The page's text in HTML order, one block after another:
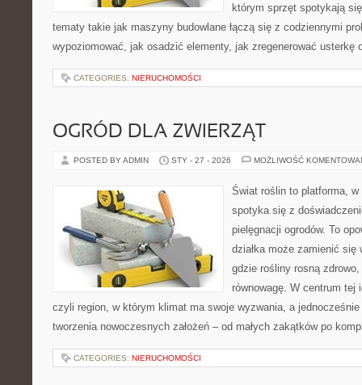
którym sprzęt spotykają
tematy takie jak maszyny budowlane łączą się z codziennymi
wypoziomować, jak osadzić elementy, jak zregenerować usterkę
CATEGORIES: NIERUCHOMOŚCI
OGRÓD DLA ZWIERZĄT
POSTED BY ADMIN STY - 27 - 2026 MOŻLIWOŚĆ
Świat roślin to platforma,
spotyka się z
pielęgnacji ogrodów. To
działka może zamienić się
gdzie rośliny rosną
równowagę. W centrum
czyli region, w którym klimat ma swoje wyzwania, a
tworzenia nowoczesnych założeń – od małych zakątków po
CATEGORIES: NIERUCHOMOŚCI